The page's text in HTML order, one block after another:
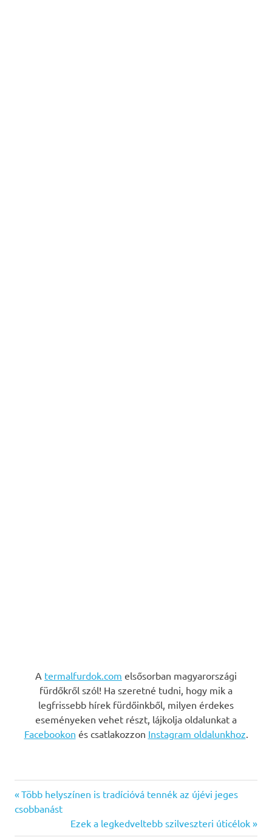
A termalfurdok.com elsősorban magyarországi
fürdőkről szól! Ha szeretné tudni, hogy mik a
legfrissebb hírek fürdőinkből, milyen érdekes
eseményeken vehet részt, lájkolja oldalunkat a
Facebookon és csatlakozzon Instagram oldalunkhoz.
Bejegyzés
navigáció
Previous
Post:
Több helyszínen is tradícióvá tennék az újévi jeges
csobbanást
Next
Post:
Ezek a legkedveltebb szilveszteri úticélok